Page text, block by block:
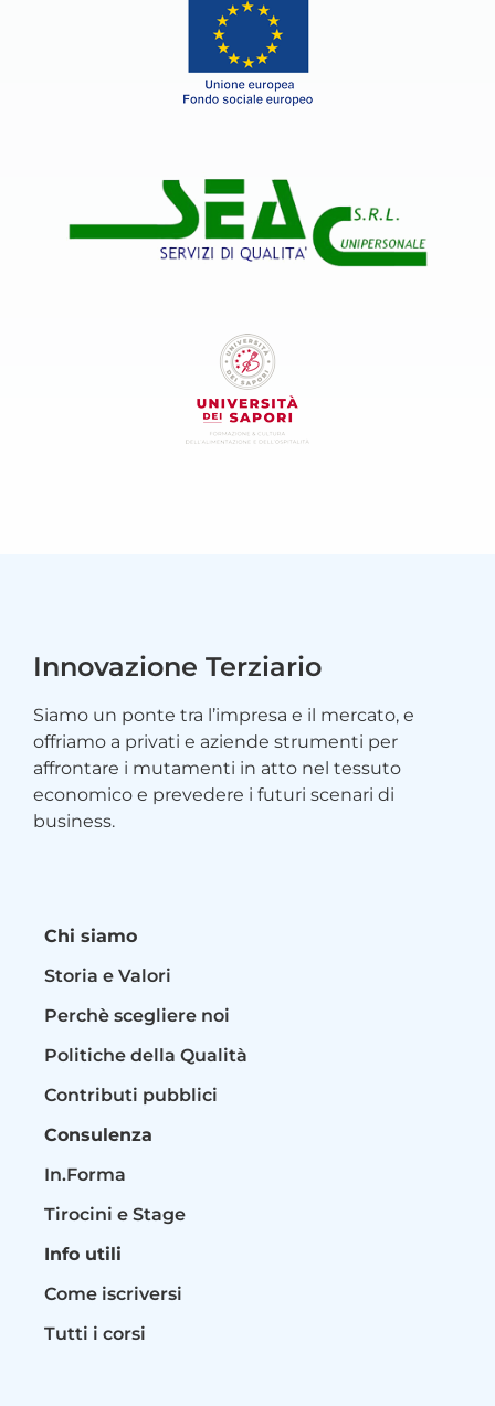
Innovazione Terziario
Siamo un ponte tra l’impresa e il mercato, e
offriamo a privati e aziende strumenti per
affrontare i mutamenti in atto nel tessuto
economico e prevedere i futuri scenari di
business.
Chi siamo
Storia e Valori
Perchè scegliere noi
Politiche della Qualità
Contributi pubblici
Consulenza
In.Forma
Tirocini e Stage
Info utili
Come iscriversi
Tutti i corsi